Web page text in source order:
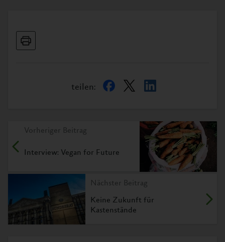
teilen:
Vorheriger Beitrag
Interview: Vegan for Future
Nächster Beitrag
Keine Zukunft für
Kastenstände